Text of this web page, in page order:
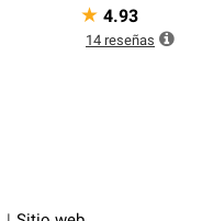
★ 4.93
14 reseñas